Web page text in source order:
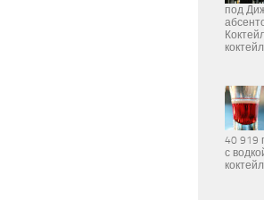
под
40 919
с